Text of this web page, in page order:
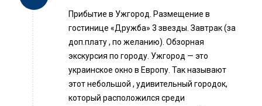
Прибытие в Ужгород. Размещение в
гостинице «Дружба» 3 звезды. Завтрак (за
доп.плату , по желанию). Обзорная
экскурсия по городу. Ужгород — это
украинское окно в Европу. Так называют
этот небольшой , удивительный городок,
который расположился среди